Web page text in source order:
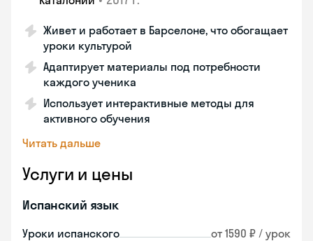
Живет и работает в Барселоне, что обогащает
уроки культурой
Адаптирует материалы под потребности
каждого ученика
Использует интерактивные методы для
активного обучения
Читать дальше
Услуги и цены
Испанский язык
Уроки испанского от 1590 ₽ / урок